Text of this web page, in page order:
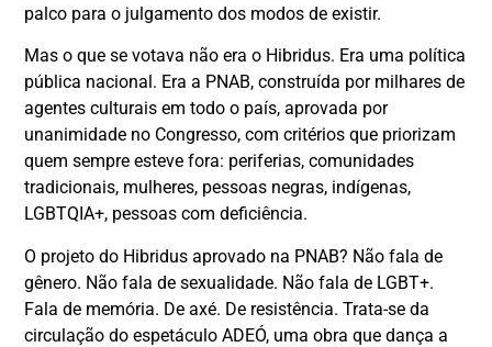
palco para o julgamento dos modos de existir.
Mas o que se votava não era o Hibridus. Era uma política
pública nacional. Era a PNAB, construída por milhares de
agentes culturais em todo o país, aprovada por
unanimidade no Congresso, com critérios que priorizam
quem sempre esteve fora: periferias, comunidades
tradicionais, mulheres, pessoas negras, indígenas,
LGBTQIA+, pessoas com deficiência.
O projeto do Hibridus aprovado na PNAB? Não fala de
gênero. Não fala de sexualidade. Não fala de LGBT+.
Fala de memória. De axé. De resistência. Trata-se da
circulação do espetáculo ADEÓ, uma obra que dança a